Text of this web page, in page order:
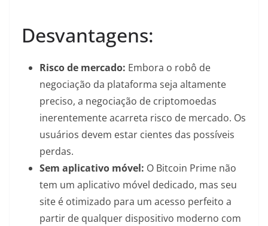
Desvantagens:
Risco de mercado: Embora o robô de
negociação da plataforma seja altamente
preciso, a negociação de criptomoedas
inerentemente acarreta risco de mercado. Os
usuários devem estar cientes das possíveis
perdas.
Sem aplicativo móvel: O Bitcoin Prime não
tem um aplicativo móvel dedicado, mas seu
site é otimizado para um acesso perfeito a
partir de qualquer dispositivo moderno com